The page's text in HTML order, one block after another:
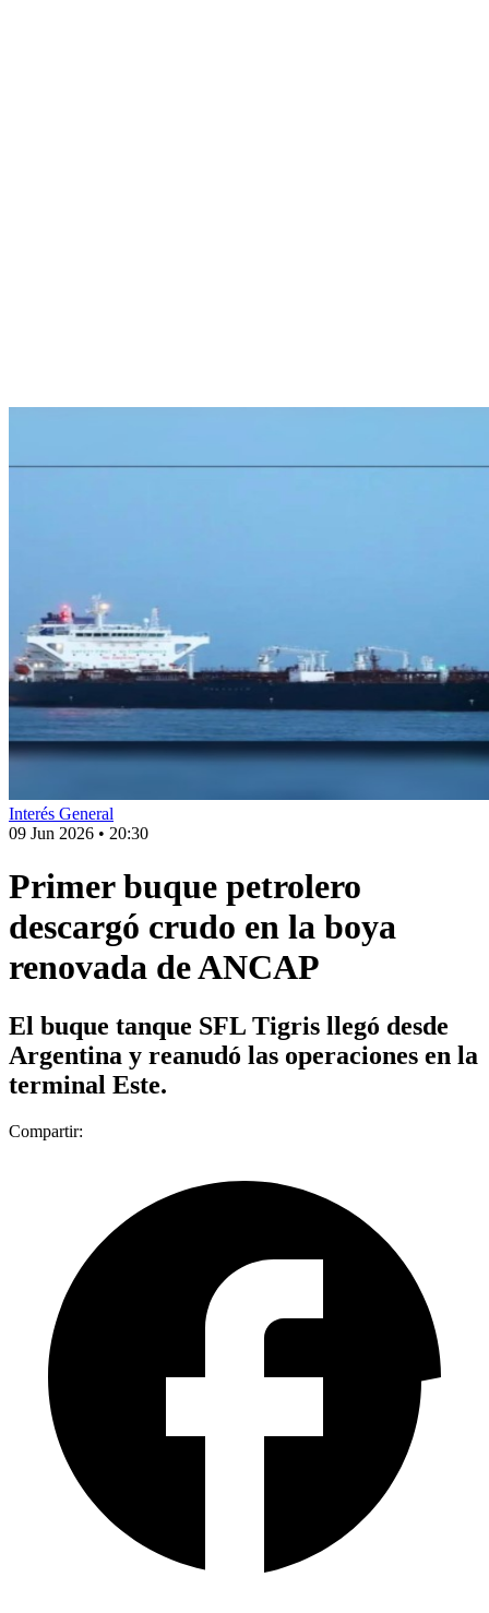
Interés General
09 Jun 2026 • 20:30
Primer buque petrolero
descargó crudo en la boya
renovada de ANCAP
El buque tanque SFL Tigris llegó desde
Argentina y reanudó las operaciones en la
terminal Este.
Compartir: